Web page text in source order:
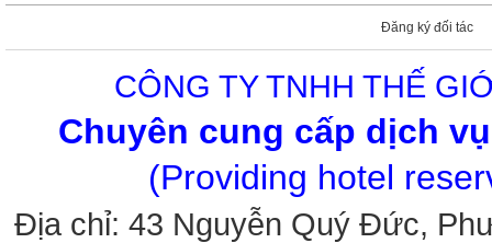
Đăng ký đối tác
CÔNG TY TNHH THẾ
Chuyên cung cấp dịch
(Providing hotel
Địa chỉ: 43 Nguyễn Quý Đức,